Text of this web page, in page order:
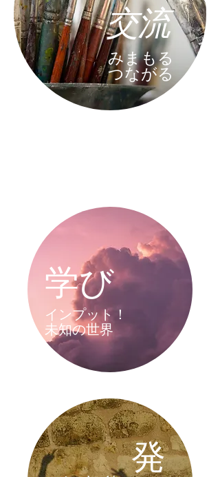
交流
みまもる
​つながる
学び
インプット！
​未知の世界
発